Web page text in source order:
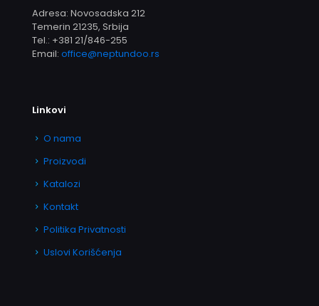
Adresa: Novosadska 212
Temerin 21235, Srbija
Tel.: +381 21/846-255
Email: office@neptundoo.rs
Linkovi
O nama
Proizvodi
Katalozi
Kontakt
Politika Privatnosti
Uslovi Korišćenja